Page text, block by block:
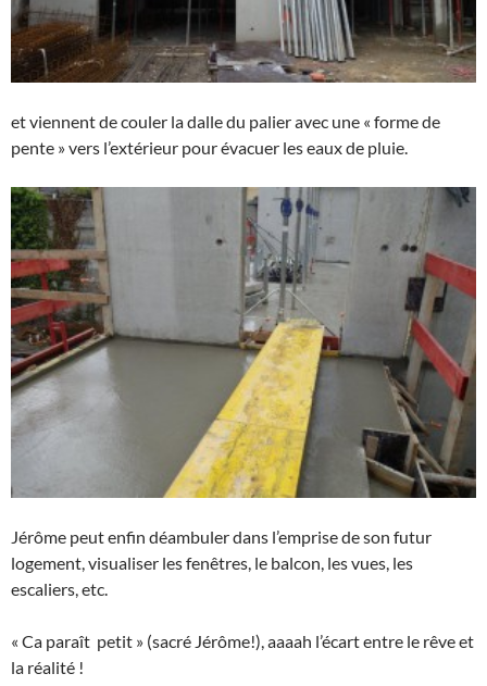
et viennent de couler la dalle du palier avec une « forme de
pente » vers l’extérieur pour évacuer les eaux de pluie.
Jérôme peut enfin déambuler dans l’emprise de son futur
logement, visualiser les fenêtres, le balcon, les vues, les
escaliers, etc.
« Ca paraît petit » (sacré Jérôme!), aaaah l’écart entre le rêve et
la réalité !